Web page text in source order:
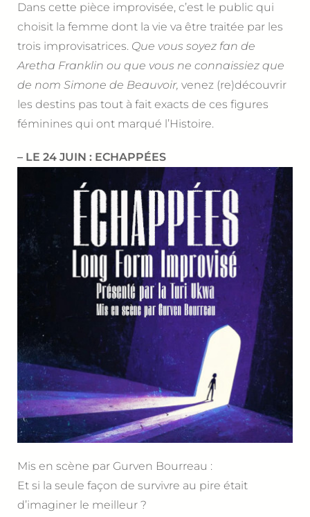
Dans cette pièce improvisée, c’est le public qui
choisit la femme dont la vie va être traitée par les
trois improvisatrices. Que vous soyez fan de
Aretha Franklin ou que vous ne connaissiez que
de nom Simone de Beauvoir, venez (re)découvrir
les destins pas tout à fait exacts de ces figures
féminines qui ont marqué l’Histoire.
– LE 24 JUIN : ECHAPPÉES
Mis en scène par Gurven Bourreau :
Et si la seule façon de survivre au pire était
d’imaginer le meilleur ?